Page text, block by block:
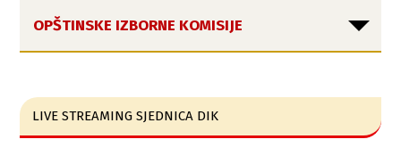
OPŠTINSKE IZBORNE KOMISIJE
LIVE STREAMING SJEDNICA DIK